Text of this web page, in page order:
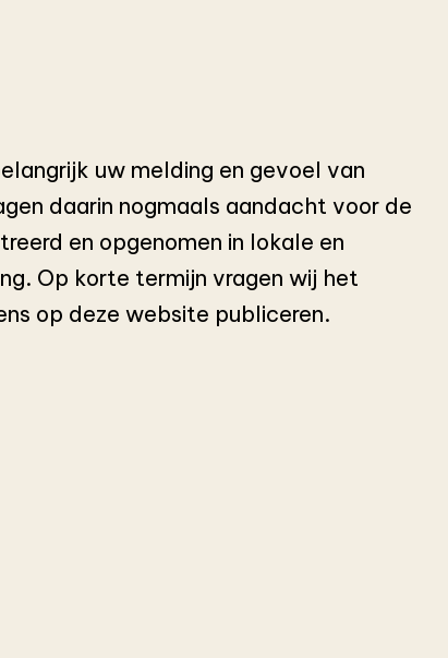
uw melding en gevoel van
daarin nogmaals aandacht voor de
en opgenomen in lokale en
Op korte termijn vragen wij het
op deze website publiceren.